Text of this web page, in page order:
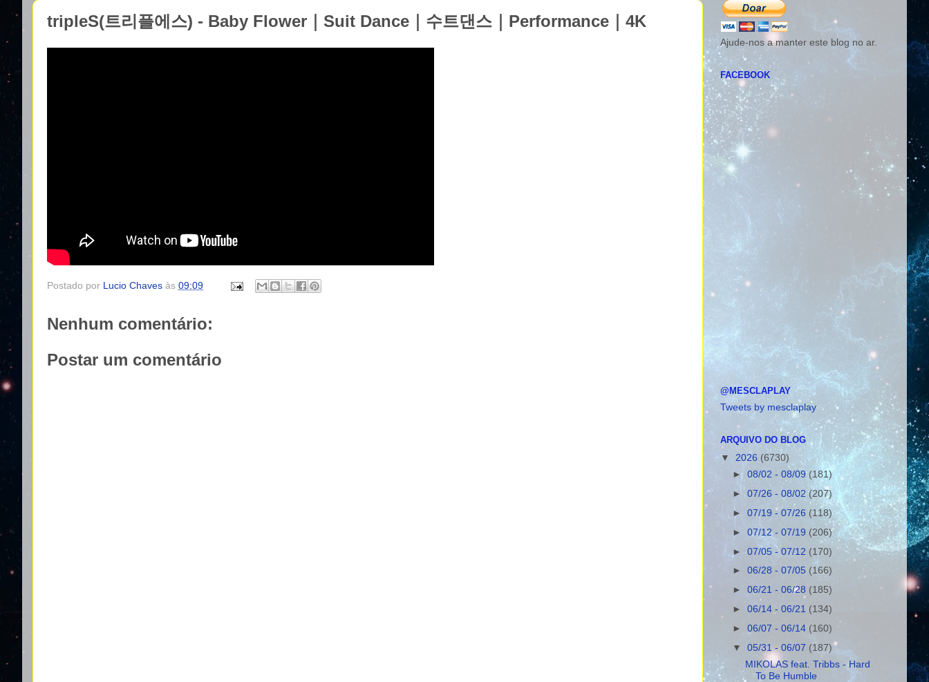
tripleS(트리플에스) - Baby Flower｜Suit Dance｜수트댄스｜Performance｜4K
Postado por Lucio Chaves às 09:09
Nenhum comentário:
Postar um comentário
Ajude-nos a manter este blog no ar.
FACEBOOK
@MESCLAPLAY
Tweets by mesclaplay
ARQUIVO DO BLOG
▼ 2026 (6730)
►08/02 - 08/09(181)
►07/26 - 08/02(207)
►07/19 - 07/26 (118)
►07/12 - 07/19(206)
►07/05 - 07/12 (170)
►06/28 - 07/05 (166)
►06/21 - 06/28 (185)
►06/14 - 06/21 (134)
►06/07 - 06/14 (160)
▼05/31 - 06/07 (187)
MIKOLAS feat. Tribbs - Hard
To Be Humble